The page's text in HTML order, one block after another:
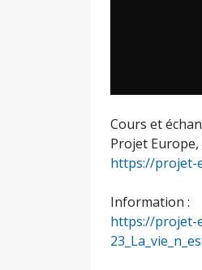
Cours et
Projet Europe,
https://projet-
Information :
https://projet-